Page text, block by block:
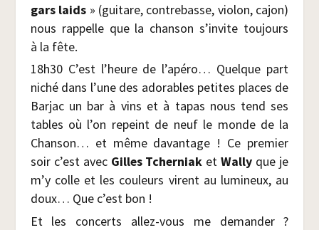
gars laids » (gui­tare, contre­basse, vio­lon, cajon)
nous rap­pelle que la chan­son s’invite tou­jours
à la fête.
18h30 C’est l’heure de l’apéro… Quelque part
niché dans l’une des ado­rables petites places de
Bar­jac un bar à vins et à tapas nous tend ses
tables où l’on repeint de neuf le monde de la
Chan­son… et même davan­tage ! Ce pre­mier
soir c’est avec Gilles Tcher­niak etWal­ly que je
m’y colle et les cou­leurs virent au lumi­neux, au
doux… Que c’est bon !
Et les concerts allez-vous me deman­der ?